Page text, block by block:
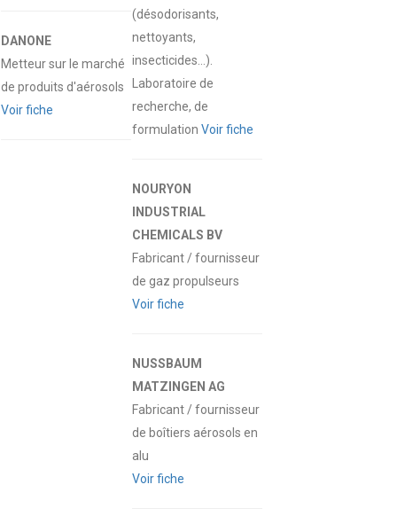
DANONE
Metteur sur le marché
de produits d'aérosols
Voir fiche
(désodorisants,
nettoyants,
insecticides…).
Laboratoire de
recherche, de
formulationVoir fiche
NOURYON
INDUSTRIAL
CHEMICALS BV
Fabricant / fournisseur
de gaz propulseurs
Voir fiche
NUSSBAUM
MATZINGEN AG
Fabricant / fournisseur
de boîtiers aérosols en
alu
Voir fiche